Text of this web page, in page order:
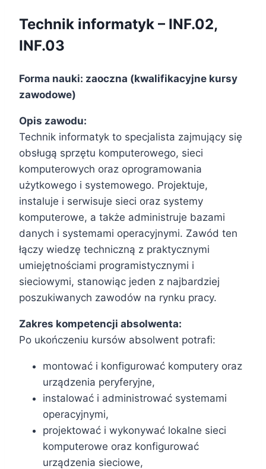
Technik informatyk – INF.02,
INF.03
Forma nauki: zaoczna (kwalifikacyjne kursy
zawodowe)
Opis zawodu:
Technik informatyk to specjalista zajmujący się
obsługą sprzętu komputerowego, sieci
komputerowych oraz oprogramowania
użytkowego i systemowego. Projektuje,
instaluje i serwisuje sieci oraz systemy
komputerowe, a także administruje bazami
danych i systemami operacyjnymi. Zawód ten
łączy wiedzę techniczną z praktycznymi
umiejętnościami programistycznymi i
sieciowymi, stanowiąc jeden z najbardziej
poszukiwanych zawodów na rynku pracy.
Zakres kompetencji absolwenta:
Po ukończeniu kursów absolwent potrafi:
montować i konfigurować komputery oraz
urządzenia peryferyjne,
instalować i administrować systemami
operacyjnymi,
projektować i wykonywać lokalne sieci
komputerowe oraz konfigurować
urządzenia sieciowe,